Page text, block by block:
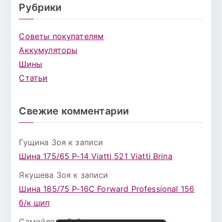
Рубрики
Советы покупателям
Аккумуляторы
Шины
Статьи
Свежие комментарии
Гущина Зоя к записи
Шина 175/65 Р-14 Viatti 521 Viatti Brina
Якушева Зоя к записи
Шина 185/75 Р-16С Forward Professional 156
б/к шип